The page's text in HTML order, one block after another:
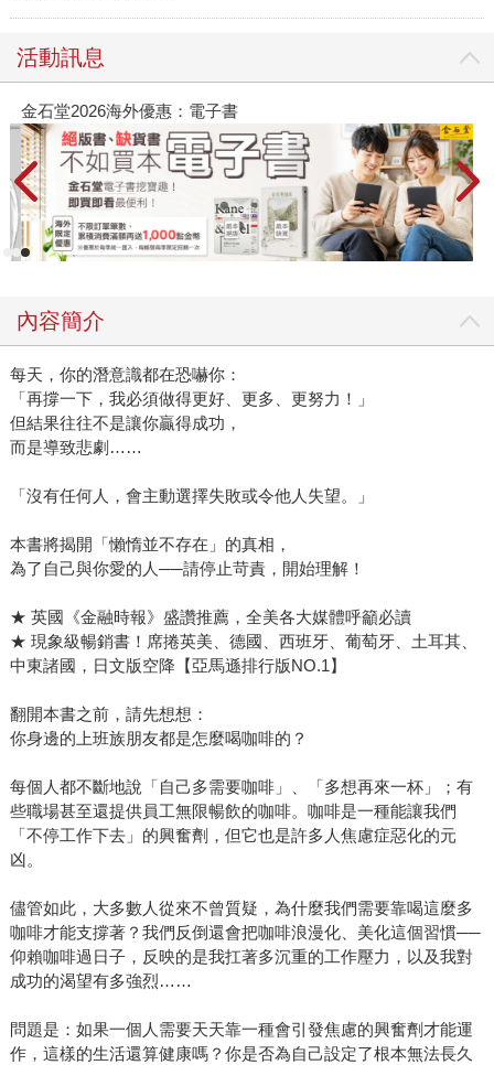
活動訊息
金石堂2026海外優惠：電子書
內容簡介
每天，你的潛意識都在恐嚇你：
「再撐一下，我必須做得更好、更多、更努力！」
但結果往往不是讓你贏得成功，
而是導致悲劇……
「沒有任何人，會主動選擇失敗或令他人失望。」
本書將揭開「懶惰並不存在」的真相，
為了自己與你愛的人──請停止苛責，開始理解！
★ 英國《金融時報》盛讚推薦，全美各大媒體呼籲必讀
★ 現象級暢銷書！席捲英美、德國、西班牙、葡萄牙、土耳其、
中東諸國，日文版空降【亞馬遜排行版NO.1】
翻開本書之前，請先想想：
你身邊的上班族朋友都是怎麼喝咖啡的？
每個人都不斷地說「自己多需要咖啡」、「多想再來一杯」；有
些職場甚至還提供員工無限暢飲的咖啡。咖啡是一種能讓我們
「不停工作下去」的興奮劑，但它也是許多人焦慮症惡化的元
凶。
儘管如此，大多數人從來不曾質疑，為什麼我們需要靠喝這麼多
咖啡才能支撐著？我們反倒還會把咖啡浪漫化、美化這個習慣──
仰賴咖啡過日子，反映的是我扛著多沉重的工作壓力，以及我對
成功的渴望有多強烈……
問題是：如果一個人需要天天靠一種會引發焦慮的興奮劑才能運
作，這樣的生活還算健康嗎？你是否為自己設定了根本無法長久